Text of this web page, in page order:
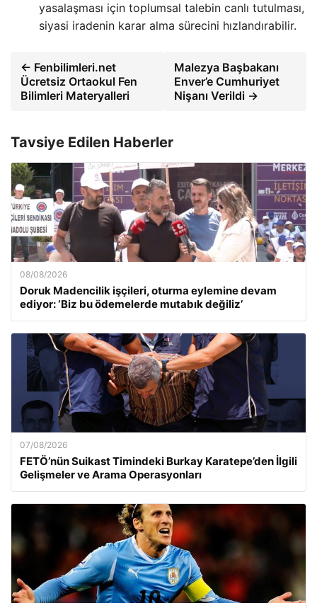
yasalaşması için toplumsal talebin canlı tutulması,
siyasi iradenin karar alma sürecini hızlandırabilir.
← Fenbilimleri.net
Ücretsiz Ortaokul Fen
Bilimleri Materyalleri
Malezya Başbakanı
Enver’e Cumhuriyet
Nişanı Verildi →
Tavsiye Edilen Haberler
08/08/2026
Doruk Madencilik işçileri, oturma eylemine devam
ediyor: ‘Biz bu ödemelerde mutabık değiliz’
07/08/2026
FETÖ’nün Suikast Timindeki Burkay Karatepe’den İlgili
Gelişmeler ve Arama Operasyonları